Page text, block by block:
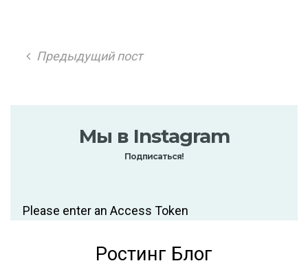
Предыдущий пост
Мы в Instagram
Подписаться!
Please enter an Access Token
Ростинг Блог